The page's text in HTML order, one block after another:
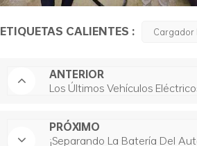
ETIQUETAS CALIENTES : Cargador
ANTERIOR
Los Últimos Vehículos
PRÓXIMO
¡Separando La Batería Del